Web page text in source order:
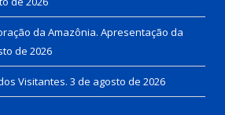
da Amazônia. Apresentação da
de 2026
Visitantes. 3 de agosto de 2026